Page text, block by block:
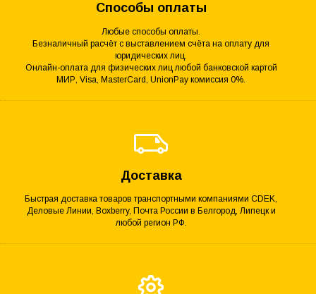
Способы оплаты
Любые способы оплаты.
Безналичный расчёт с выставлением счёта на оплату для
юридических лиц.
Онлайн-оплата для физических лиц любой банковской картой
МИР, Visa, MasterCard, UnionPay комиссия 0%.
Доставка
Быстрая доставка товаров транспортными компаниями CDEK,
Деловые Линии, Boxberry, Почта России в Белгород, Липецк и
любой регион РФ.